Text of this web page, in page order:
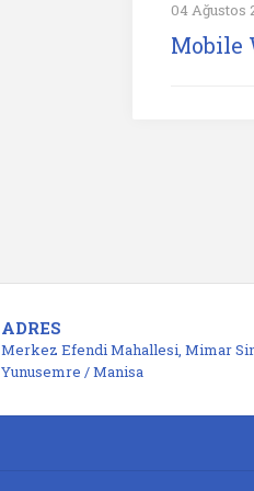
04 Ağustos
Mobile
ADRES
Merkez Efendi Mahallesi, Mimar
Yunusemre / Manisa